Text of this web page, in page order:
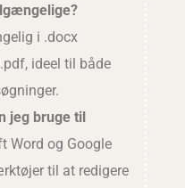
i .docx
ideel til både
jeg bruge til
Word og Google
til at redigere